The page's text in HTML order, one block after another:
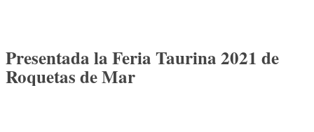
Presentada la Feria Taurina 2021 de
Roquetas de Mar